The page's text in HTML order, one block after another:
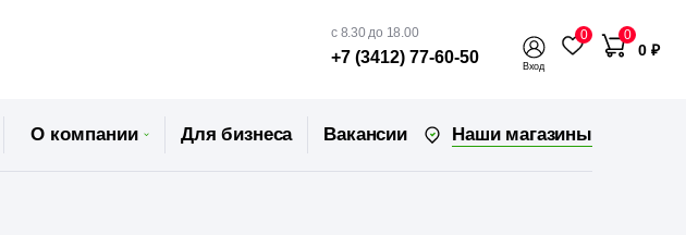
с 8.30 до 18.00
+7 (3412) 77-60-50 Вход
0 0
0 ₽
О компании Для бизнеса Вакансии Наши магазины